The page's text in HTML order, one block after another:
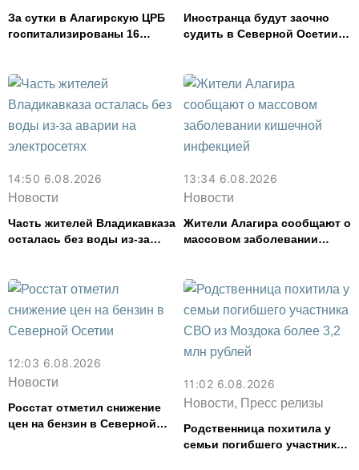
За сутки в Алагирскую ЦРБ
госпитализированы 16
Иностранца будут заочно
судить в Северной Осетии
14:50 6.08.2026
Новости
Часть жителей Владикавказа
осталась без воды из-за
13:34 6.08.2026
Новости
Жители Алагира сообщают о
массовом заболевании
12:03 6.08.2026
Новости
Росстат отметил снижение
цен на бензин в Северной
11:02 6.08.2026
Новости, Пресс релизы
Родственница похитила у
семьи погибшего участника